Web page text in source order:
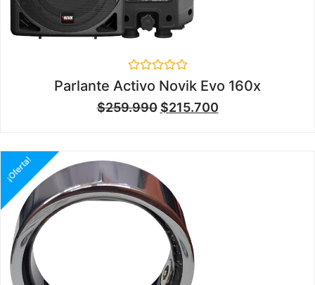
Valorado
en
0
de
Parlante Activo Novik Evo 160x
$259.990 $215.700
¡Oferta!